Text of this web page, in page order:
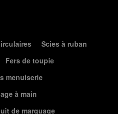
Scies à ruban
Fers de toupie
menuiserie
à main
de marquage